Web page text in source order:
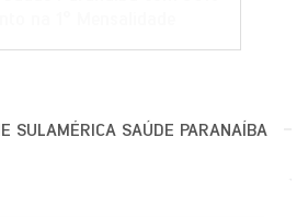
SULAMÉRICA SAÚDE PARANAÍBA